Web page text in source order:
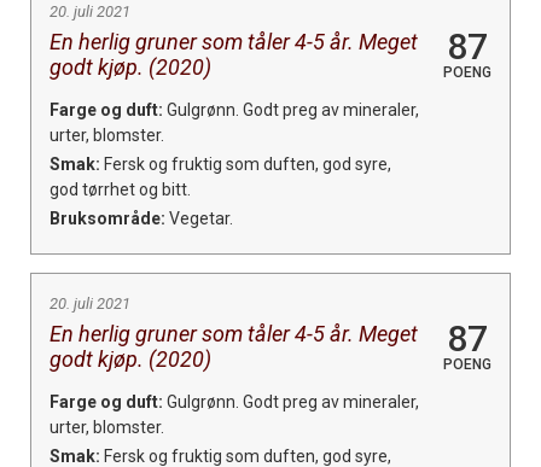
20. juli 2021
En herlig gruner som tåler 4-5 år. Meget
godt kjøp. (2020)
87
POENG
Farge og duft: Gulgrønn. Godt preg av mineraler,
urter, blomster.
Smak: Fersk og fruktig som duften, god syre,
god tørrhet og bitt.
Bruksområde: Vegetar.
20. juli 2021
En herlig gruner som tåler 4-5 år. Meget
godt kjøp. (2020)
87
POENG
Farge og duft: Gulgrønn. Godt preg av mineraler,
urter, blomster.
Smak: Fersk og fruktig som duften, god syre,